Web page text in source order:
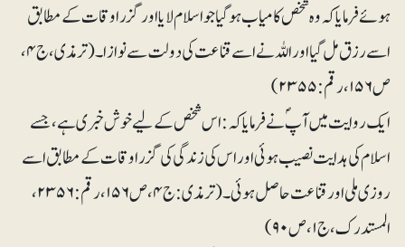
ہوئے فرمایا کہ وہ شخص کامیاب ہوگیا جو اسلام لایا اور گزر اوقات کے مطابق
اسے رزق مل گیا اور اللہ نے اسے قناعت کی دولت سے نوازا۔ (ترمذی، ج۴،
ص ۱۵۶، رقم: ۲۳۵۵)
ایک روایت میں آپؐ نے فرمایا کہ: اس شخص کے لیے خوش خبری ہے، جسے
اسلام کی ہدایت نصیب ہوئی اور اس کی زندگی کی گزراوقات کے مطابق اسے
روزی ملی اور قناعت حاصل ہوئی۔(ترمذی: ج۴، ص ۱۵۶، رقم:۲۳۵۶،
المستدرک، ج۱، ص ۹۰)